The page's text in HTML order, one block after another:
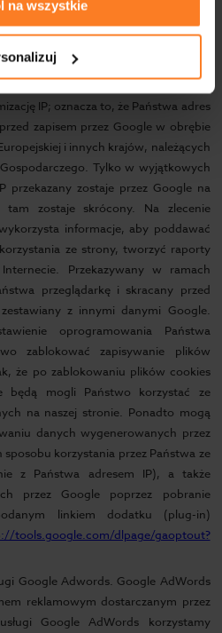
na wszystkiekomputerze i umożliwiają
stron internetowych. Generowane
przekazywane są na serwer Google
Na naszych stronach
IP; oznacza to, że Państwa adres
zapisem przez Google w obrębie
i innych krajów, należących
Tylko w wyjątkowych
przekazany zostaje przez Google na
zostaje skrócony. Na zlecenie
informacje, aby poddawać
ze strony, tworzyć raporty
Przekazywany w ramach
przeglądarkę i skracany przed
z innymi danymi Google.
oprogramowania Państwa
zablokować zapisywanie plików
że po zablokowaniu plików cookies
będą mogli Państwo korzystać ze
na naszej stronie. Ponadto mogą
danych wygenerowanych przez
korzystania przez Państwa ze
z Państwa adresem IP), a także
przez Google poprzez pobranie
linkiem dodatku (plug-in)
tools.google.com/dlpage/gaoptout?
Google Adwords. Google AdWords
reklamowym dostarczanym przez
Google AdWords korzystamy